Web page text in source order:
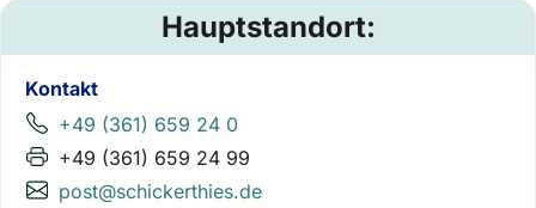
Hauptstandort:
Kontakt
+49 (361) 659 24 0
+49 (361) 659 24 99
post@schickerthies.de